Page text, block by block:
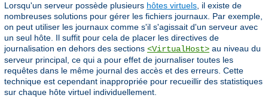
Lorsqu'un serveur possède plusieurs hôtes virtuels, il existe de
nombreuses solutions pour gérer les fichiers journaux. Par exemple,
on peut utiliser les journaux comme s'il s'agissait d'un serveur avec
un seul hôte. Il suffit pour cela de placer les directives de
journalisation en dehors des sections <VirtualHost> au niveau du
serveur principal, ce qui a pour effet de journaliser toutes les
requêtes dans le même journal des accès et des erreurs. Cette
technique est cependant inappropriée pour recueillir des statistiques
sur chaque hôte virtuel individuellement.